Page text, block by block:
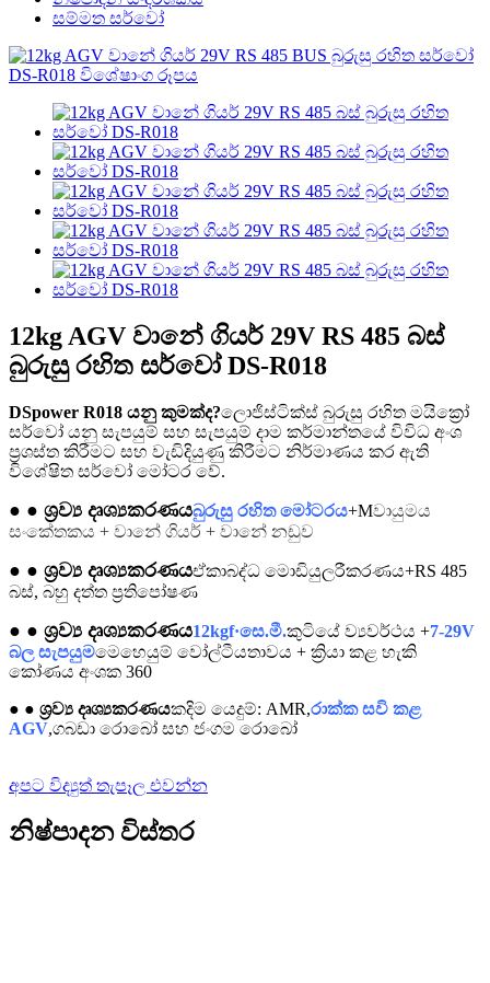
සම්මත සර්වෝ
12kg AGV වානේ ගියර් 29V RS 485 බස්
බුරුසු රහිත සර්වෝ DS-R018
DSpower R018 යනු කුමක්ද?ලොජිස්ටික්ස් බුරුසු රහිත මයික්‍රෝ
සර්වෝ යනු සැපයුම් සහ සැපයුම් දාම කර්මාන්තයේ විවිධ අංශ
ප්‍රශස්ත කිරීමට සහ වැඩිදියුණු කිරීමට නිර්මාණය කර ඇති
විශේෂිත සර්වෝ මෝටර වේ.
● ● ශ්‍රව්‍ය දෘශ්‍යකරණයබුරුසු රහිත මෝටරය+Mවායුමය
සංකේතකය + වානේ ගියර් + වානේ නඩුව
● ● ශ්‍රව්‍ය දෘශ්‍යකරණයඒකාබද්ධ මොඩියුලරීකරණය+RS 485
බස්, බහු දත්ත ප්‍රතිපෝෂණ
● ● ශ්‍රව්‍ය දෘශ්‍යකරණය12kgf·සෙ.මී.කුටියේ ව්‍යවර්ථය +7-29V
බල සැපයුමමෙහෙයුම් වෝල්ටීයතාවය + ක්‍රියා කළ හැකි
කෝණය අංශක 360
● ● ශ්‍රව්‍ය දෘශ්‍යකරණයකදිම යෙදුම්: AMR,රාක්ක සවි කළ
AGV,ගබඩා රොබෝ සහ ජංගම රොබෝ
අපට විද්‍යුත් තැපෑල එවන්න
නිෂ්පාදන විස්තර